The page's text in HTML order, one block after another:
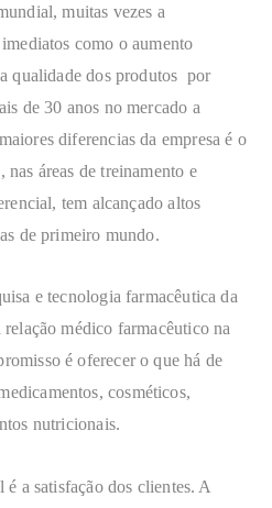
muitas vezes a
como o aumento
qualidade dos produtos por
de 30 anos no mercado a
diferencias da empresa é o
áreas de treinamento e
tem alcançado altos
de primeiro mundo.
e tecnologia farmacêutica da
médico farmacêutico na
é oferecer o que há de
cosméticos,
nutricionais.
a satisfação dos clientes. A